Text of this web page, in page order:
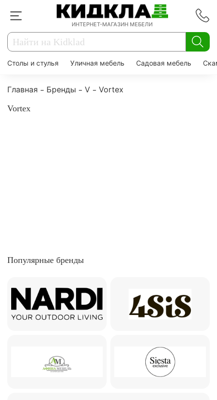
ИНТЕРНЕТ-МАГАЗИН МЕБЕЛИ
Столы и стулья Уличная мебель Садовая мебель
Главная Бренды V
Vortex
Vortex
Популярные бренды